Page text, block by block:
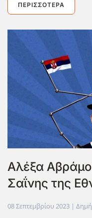
ΠΕΡΙΣΣΌΤΕΡΑ
Αλέξα
Σαΐνης της
08 Σεπτεμβρίου 2023 |